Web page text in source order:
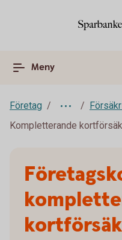
Meny
Företag
Kompletterande